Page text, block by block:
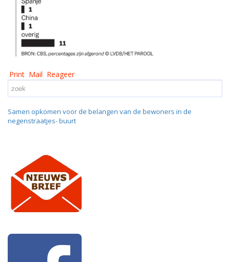
Print Mail Reageer
Samen opkomen voor de belangen van de bewoners in de
negenstraatjes- buurt